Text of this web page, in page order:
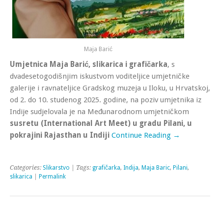
Maja Barić
Umjetnica Maja Barić, slikarica i grafičarka, s
dvadesetogodišnjim iskustvom voditeljice umjetničke
galerije i ravnateljice Gradskog muzeja u Iloku, u Hrvatskoj,
od 2. do 10. studenog 2025. godine, na poziv umjetnika iz
Indije sudjelovala je na Međunarodnom umjetničkom
susretu (International Art Meet) u gradu Pilani, u
pokrajini Rajasthan u Indiji Continue Reading →
Categories: Slikarstvo | Tags: grafičarka, Indija, Maja Baric, Pilani,
slikarica
Permalink